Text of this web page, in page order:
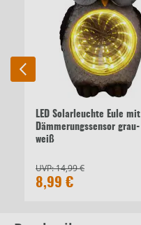
LED Solarleuchte Eule mit
Dämmerungssensor grau-
weiß
UVP:14,99 €
8,99 €